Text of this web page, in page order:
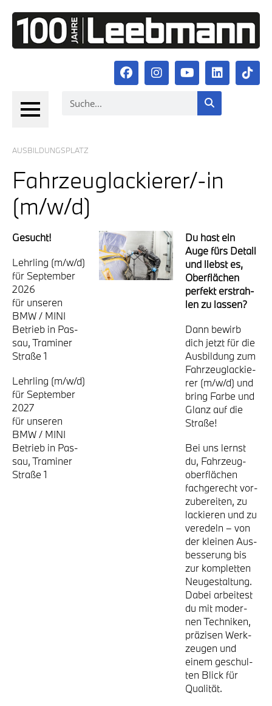
AUS­BIL­DUNGS­PLATZ
Fahr­zeug­la­ckie­rer/-in
(m/w/d)
Gesucht!
Lehr­ling (m/w/d)
für Sep­tem­ber
2026
für unse­ren
BMW / MINI
Betrieb in Pas­
sau, Tra­mi­ner
Stra­ße 1
Lehr­ling (m/w/d)
für Sep­tem­ber
2027
für unse­ren
BMW / MINI
Betrieb in Pas­
sau, Tra­mi­ner
Stra­ße 1
Du hast ein
Auge fürs Detail
und liebst es,
Ober­flä­chen
per­fekt erstrah­
len zu las­sen?
Dann bewirb
dich jetzt für die
Aus­bil­dung zum
Fahr­zeug­la­ckie­
rer (m/w/d) und
bring Far­be und
Glanz auf die
Stra­ße!
Bei uns lernst
du, Fahr­zeug­
ober­flä­chen
fach­ge­recht vor­
zu­be­rei­ten, zu
lackie­ren und zu
ver­edeln – von
der klei­nen Aus­
bes­se­rung bis
zur kom­plet­ten
Neu­ge­stal­tung.
Dabei arbei­test
du mit moder­
nen Tech­ni­ken,
prä­zi­sen Werk­
zeu­gen und
einem geschul­
ten Blick für
Qua­li­tät.